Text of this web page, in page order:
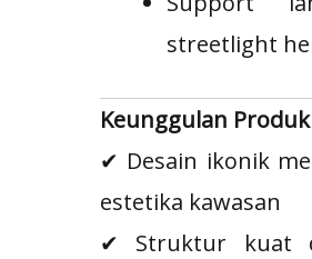
streetlight
Keunggulan Produk
✔ Desain ikonik
estetika kawasan
✔ Struktur kuat